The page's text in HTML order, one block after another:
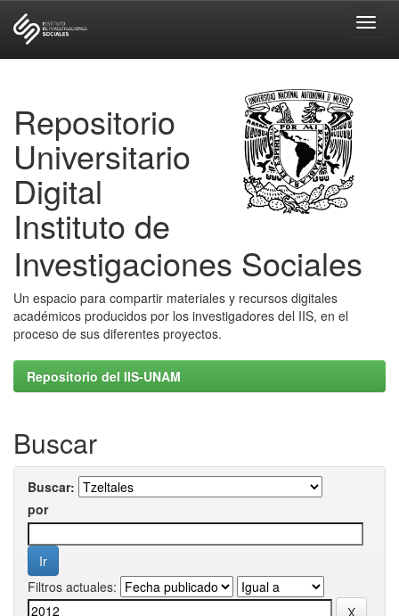
Repositorio
Universitario
Digital
Instituto de
Investigaciones Sociales
Un espacio para compartir materiales y recursos digitales
académicos producidos por los investigadores del IIS, en el
proceso de sus diferentes proyectos.
Repositorio del IIS-UNAM
Buscar
Buscar:
por
Filtros actuales: